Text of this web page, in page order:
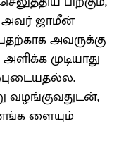
அவர் ஜாமீன்
அவருக்கு
முடியாது
வழங்குவதுடன்,
ளையும்